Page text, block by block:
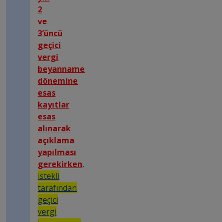
2
ve
3’üncü
geçici
vergi
beyanname
dönemine
esas
kayıtlar
esas
alınarak
açıklama
yapılması
gerekirken,
istekli
tarafından
geçici
vergi